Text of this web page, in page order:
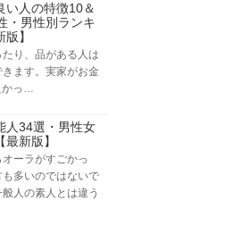
い人の特徴10＆
・男性別ランキ
】
り、品がある人は
ます。実家がお金
かっ…
人34選・男性女
新版】
ーラがすごかっ
多いのではないで
人の素人とは違う